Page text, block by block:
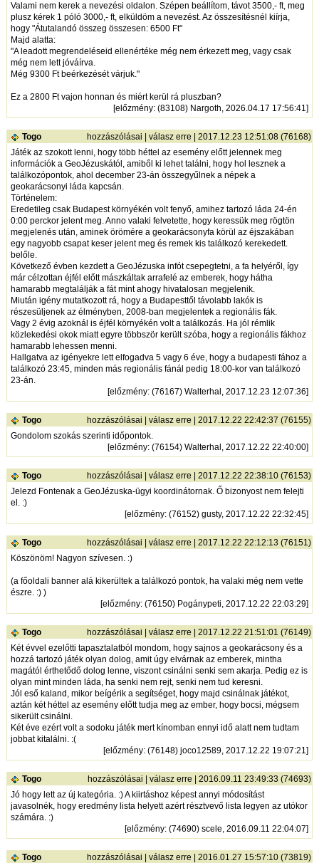
Valami nem kerek a nevezési oldalon. Szépen beállítom, távot 3500,- ft, meg
plusz kérek 1 póló 3000,- ft, elküldöm a nevezést. Az összesítésnél kiírja,
hogy "Átutalandó összeg összesen: 6500 Ft"
Majd alatta:
"A leadott megrendeléseid ellenértéke még nem érkezett meg, vagy csak
még nem lett jóváírva.
Még 9300 Ft beérkezését várjuk."
Ez a 2800 Ft vajon honnan és miért kerül rá pluszban?
[előzmény: (83108) Nargoth, 2026.04.17 17:56:41]
Togo hozzászólásai |válasz erre | 2017.12.23 12:51:08 (76168)
Játék az szokott lenni, hogy több héttel az esemény előtt jelennek meg
információk a GeoJézuskától, amiből ki lehet találni, hogy hol lesznek a
találkozópontok, ahol december 23-án összegyűlnek a népek a
geokarácsonyi láda kapcsán.
Történelem:
Eredetileg csak Budapest környékén volt fenyő, amihez tartozó láda 24-én
0:00 perckor jelent meg. Anno valaki felvetette, hogy keressük meg rögtön
megjelenés után, aminek örömére a geokarácsonyfa körül az éjszakában
egy nagyobb csapat keser jelent meg és remek kis találkozó kerekedett.
belőle.
Következő évben kezdett a GeoJézuska infót csepegtetni, a fa helyéről, így
már célzottan éjfél előtt mászkáltak arrafelé az emberek, hogy hátha
hamarabb megtalálják a fát mint ahogy hivatalosan megjelenik.
Miután igény mutatkozott rá, hogy a Budapesttől távolabb lakók is
részesüljenek az élményben, 2008-ban megjelentek a regionális fák.
Vagy 2 évig azoknál is éjfél környékén volt a találkozás. Ha jól rémlik
közlekedési okok miatt egyre többször került szóba, hogy a regionális fákhoz
hamarabb lehessen menni.
Hallgatva az igényekre lett elfogadva 5 vagy 6 éve, hogy a budapesti fához a
találkozó 23:45, minden más regionális fánál pedig 18:00-kor van találkozó
23-án.
[előzmény: (76167) Walterhal, 2017.12.23 12:07:36]
Togo hozzászólásai |válasz erre | 2017.12.22 22:42:37 (76155)
Gondolom szokás szerinti időpontok.
[előzmény: (76154) Walterhal, 2017.12.22 22:40:00]
Togo hozzászólásai |válasz erre | 2017.12.22 22:38:10 (76153)
Jelezd Fontenak a GeoJézuska-ügyi koordinátornak. Ő bizonyost nem felejti
el. :)
[előzmény: (76152) gusty, 2017.12.22 22:32:45]
Togo hozzászólásai |válasz erre | 2017.12.22 22:12:13 (76151)
Köszönöm! Nagyon szívesen. :)
(a főoldali banner alá kikerültek a találkozó pontok, ha valaki még nem vette
észre. :) )
[előzmény: (76150) Pogánypeti, 2017.12.22 22:03:29]
Togo hozzászólásai |válasz erre | 2017.12.22 21:51:01 (76149)
Két évvel ezelőtti tapasztalatból mondom, hogy sajnos a geokarácsony és a
hozzá tartozó játék olyan dolog, amit úgy elvárnak az emberek, mintha
magától érthetődő dolog lenne, viszont csinálni senki sem akarja. Pedig ez is
olyan mint minden láda, ha senki nem rejt, senki nem tud keresni.
Jól eső kaland, mikor beígérik a segítséget, hogy majd csinálnak játékot,
aztán két héttel az esemény előtt tudja meg az ember, hogy bocsi, mégsem
sikerült csinálni.
Két éve ezért volt a sodoku játék mert kínomban ennyi idő alatt nem tudtam
jobbat kitalálni. :(
[előzmény: (76148) joco12589, 2017.12.22 19:07:21]
Togo hozzászólásai |válasz erre | 2016.09.11 23:49:33 (74693)
Jó hogy lett az új kategória. :) A kiirtáshoz képest annyi módosítást
javasolnék, hogy eredmény lista helyett azért résztvevő lista legyen az utókor
számára. :)
[előzmény: (74690) scele, 2016.09.11 22:04:07]
Togo hozzászólásai |válasz erre | 2016.01.27 15:57:10 (73819)